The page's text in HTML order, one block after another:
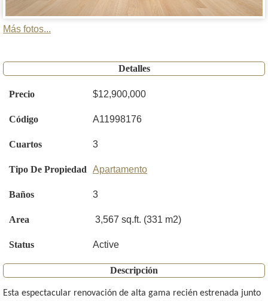
Más fotos...
Detalles
Precio $12,900,000
Código A11998176
Cuartos 3
Tipo De Propiedad Apartamento
Baños 3
Area 3,567 sq.ft. (331 m2)
Status Active
Descripción
Esta espectacular renovación de alta gama recién estrenada junto